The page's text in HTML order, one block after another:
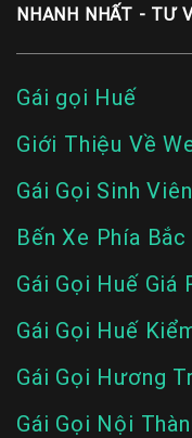
NHANH NHẤT - TƯ
Gái gọi Huế
Giới Thiệu Về
Gái Gọi Sinh
Bến Xe Phía Bắc
Gái Gọi Huế Giá
Gái Gọi Huế
Gái Gọi Hương
Gái Gọi Nội